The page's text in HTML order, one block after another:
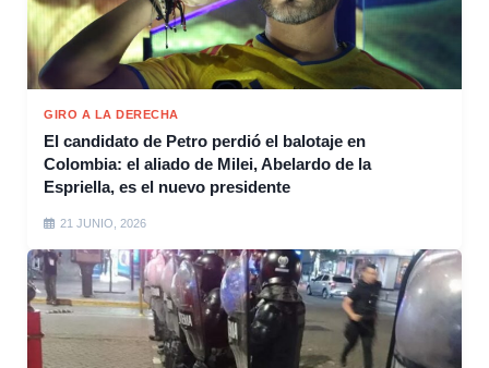
GIRO A LA DERECHA
El candidato de Petro perdió el balotaje en
Colombia: el aliado de Milei, Abelardo de la
Espriella, es el nuevo presidente
21 JUNIO, 2026